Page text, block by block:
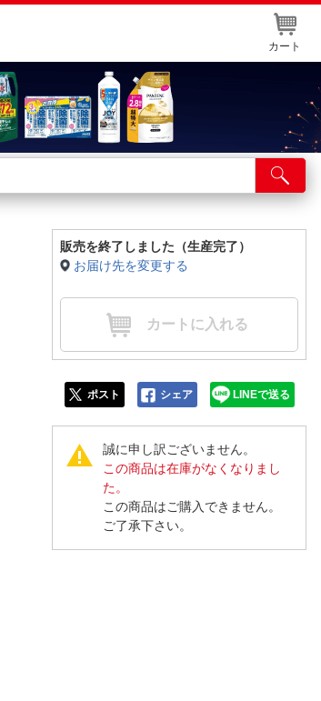
カート
販売を終了しました（生産完了）
お届け先を変更する
カートに入れる
ポスト シェア LINEで送る
誠に申し訳ございません。
この商品は在庫がなくなりまし
た。
この商品はご購入できません。
ご了承下さい。